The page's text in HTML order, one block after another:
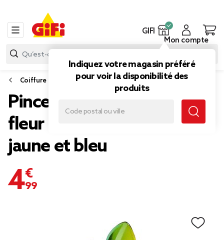
GIFI
Indiquez votre magasin préféré
pour voir la disponibilité des
produits
Mon compte
Coiffure
Pince à cheveux forme
fleur de tiaré dégradé
jaune et bleu
4,99 €